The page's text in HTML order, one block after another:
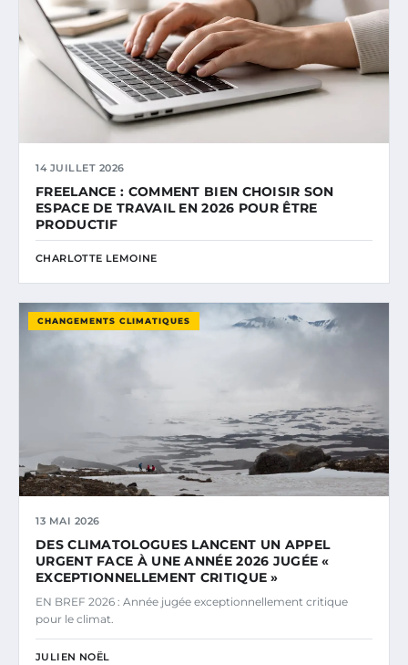
14 JUILLET 2026
FREELANCE : COMMENT BIEN CHOISIR SON
ESPACE DE TRAVAIL EN 2026 POUR ÊTRE
PRODUCTIF
CHARLOTTE LEMOINE
CHANGEMENTS CLIMATIQUES
13 MAI 2026
DES CLIMATOLOGUES LANCENT UN APPEL
URGENT FACE À UNE ANNÉE 2026 JUGÉE «
EXCEPTIONNELLEMENT CRITIQUE »
EN BREF 2026 : Année jugée exceptionnellement critique
pour le climat.
JULIEN NOËL